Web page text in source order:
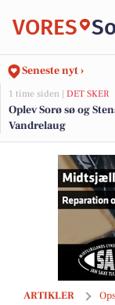
VORES
Seneste nyt ›
1 time siden | DET SKER
Oplev Sorø sø og
Vandrelaug
ARTIKLER